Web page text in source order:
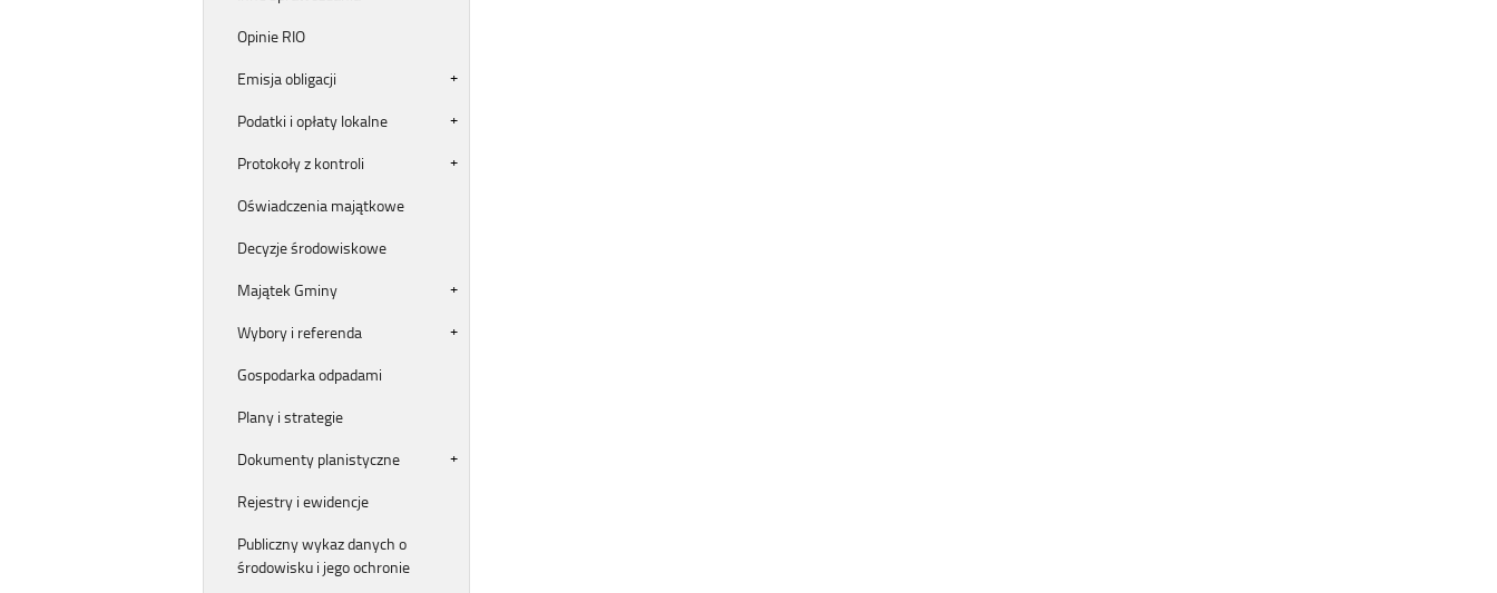
Opinie RIO
Emisja obligacji
Podatki i opłaty lokalne
Protokoły z kontroli
Oświadczenia majątkowe
Decyzje środowiskowe
Majątek Gminy
Wybory i referenda
Gospodarka odpadami
Plany i strategie
Dokumenty planistyczne
Rejestry i ewidencje
Publiczny wykaz danych o
środowisku i jego ochronie